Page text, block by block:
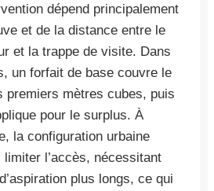
dépend principalement
et de la distance entre le
et la trappe de visite. Dans
un forfait de base couvre le
premiers mètres cubes, puis
pour le surplus. À
la configuration urbaine
l’accès, nécessitant
plus longs, ce qui